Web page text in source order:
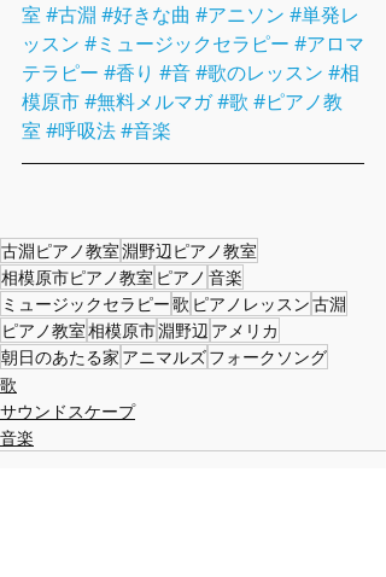
室 #古淵 #好きな曲 #アニソン #単発レ
ッスン #ミュージックセラピー #アロマ
テラピー #香り #音#歌のレッスン #相
模原市#無料メルマガ#歌 #ピアノ教
室 #呼吸法#音楽
古淵ピアノ教室淵野辺ピアノ教室
相模原市ピアノ教室 ピアノ 音楽
ミュージックセラピー歌 ピアノレッスン古淵
ピアノ教室相模原市淵野辺 アメリカ
朝日のあたる家 アニマルズフォークソング
歌
サウンドスケープ
音楽